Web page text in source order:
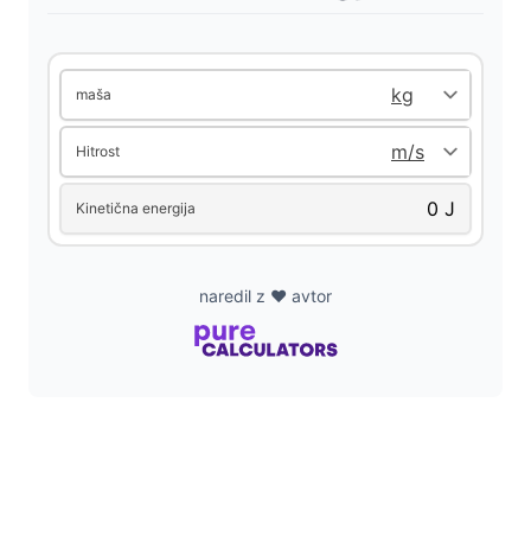
e
o
maša
Hitrost
Kinetična energija
naredil z ❤️ avtor